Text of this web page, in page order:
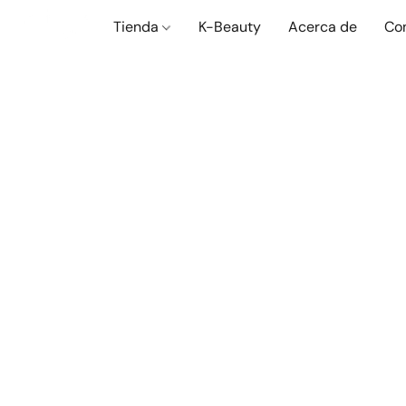
Tienda K-Beauty Acerca de